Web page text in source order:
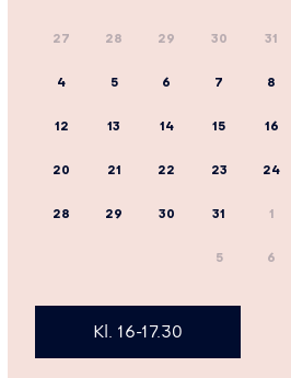
27 28 29 30 31
4 5 6 7 8
12 13 14 15 16
20 21 22 23 24
28 29 30 31 1
5 6
Kl. 16-17.30